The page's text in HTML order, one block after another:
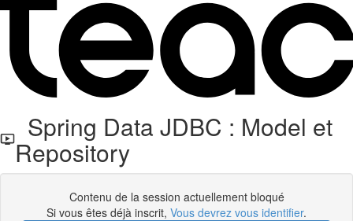
Spring Data JDBC : Model et
Repository
Contenu de la session actuellement bloqué
Si vous êtes déjà inscrit, Vous devrez vous identifier.